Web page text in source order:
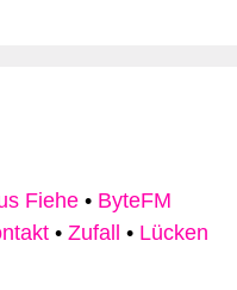
Fiehe • ByteFM
• Zufall • Lücken